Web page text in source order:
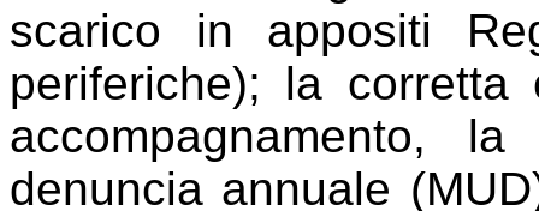
scarico in appositi
periferiche); la corretta
accompagnamento,
denuncia annuale